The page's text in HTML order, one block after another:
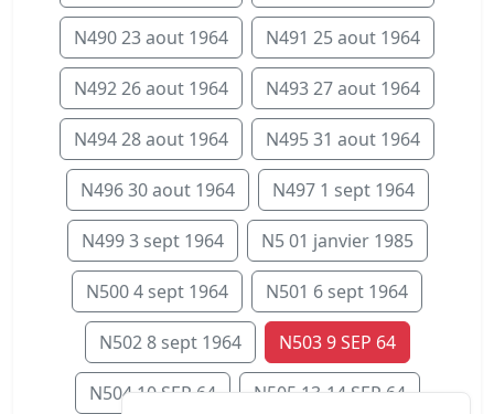
N490 23 aout 1964 N491 25 aout 1964
N492 26 aout 1964 N493 27 aout 1964
N494 28 aout 1964 N495 31 aout 1964
N496 30 aout 1964 N497 1 sept 1964
N499 3 sept 1964 N5 01 janvier 1985
N500 4 sept 1964 N501 6 sept 1964
N502 8 sept 1964 N503 9 SEP 64
N504 10 SEP 64 N505 13-14 SEP 64